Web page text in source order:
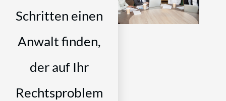
Schritten einen
Anwalt finden,
der auf Ihr
Rechtsproblem